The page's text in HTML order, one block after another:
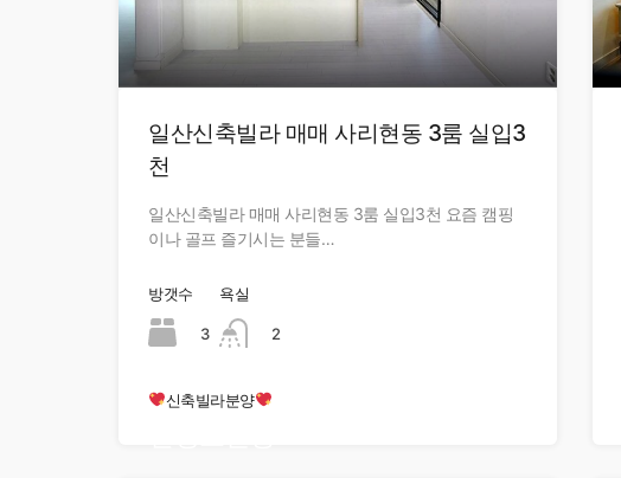
일산신축빌라 매매 사리현동 3룸 실입3
천
일산신축빌라 매매 사리현동 3룸 실입3천 요즘 캠핑
이나 골프 즐기시는 분들…
방갯수
3
욕실
2
신축빌라분양